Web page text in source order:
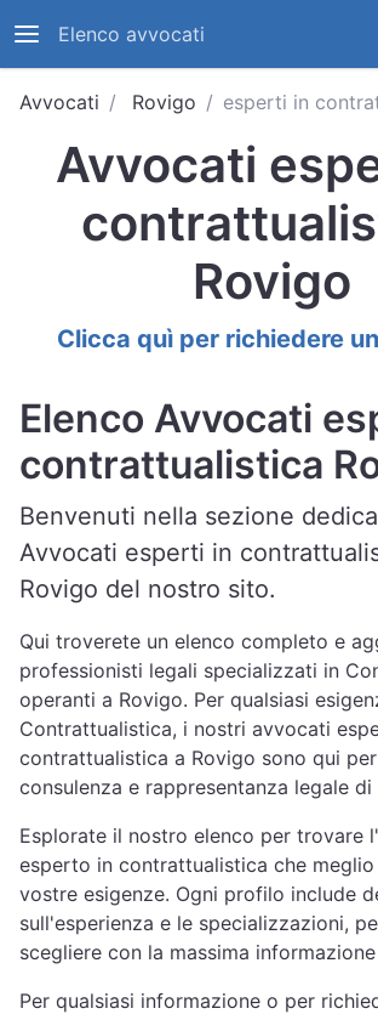
Elenco avvocati
Avvocati Rovigo esperti in
Avvocati
Rovigo
Clicca quì per richiedere
Elenco Avvocati
contrattualistica
Benvenuti nella sezione
Avvocati esperti in
Rovigo del nostro sito.
Qui troverete un elenco completo e
professionisti legali specializzati in
operanti a Rovigo. Per qualsiasi
Contrattualistica, i nostri avvocati
contrattualistica a Rovigo sono qui
consulenza e rappresentanza legale
Esplorate il nostro elenco per trovare
esperto in contrattualistica che
vostre esigenze. Ogni profilo include
sull'esperienza e le specializzazioni,
scegliere con la massima
Per qualsiasi informazione o per